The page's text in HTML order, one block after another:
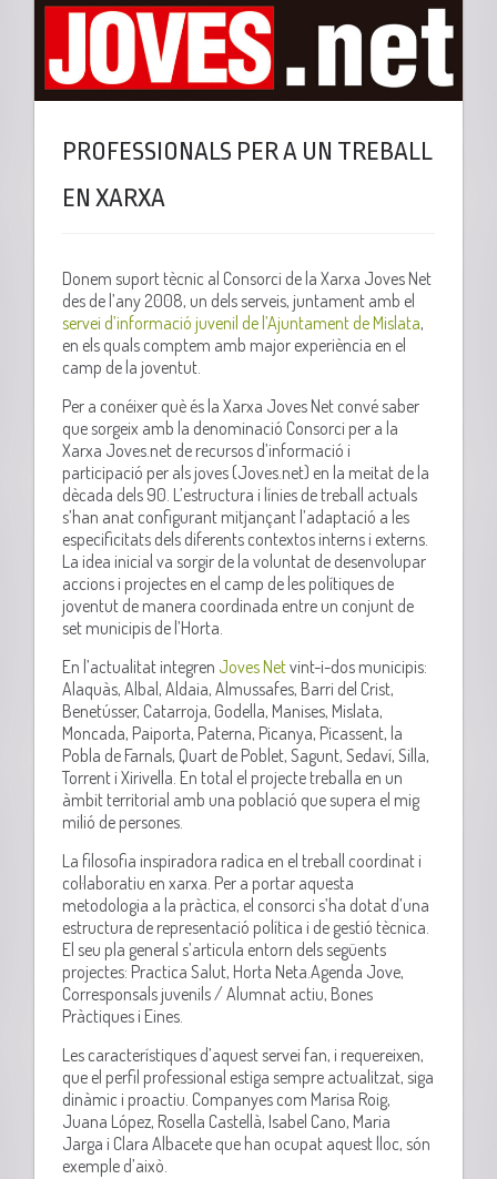
PROFESSIONALS PER A UN TREBALL
EN XARXA
Donem suport tècnic al Consorci de la Xarxa Joves Net
des de l’any 2008, un dels serveis, juntament amb el
servei d’informació juvenil de l’Ajuntament de Mislata,
en els quals comptem amb major experiència en el
camp de la joventut.
Per a conéixer què és la Xarxa Joves Net convé saber
que sorgeix amb la denominació Consorci per a la
Xarxa Joves.net de recursos d’informació i
participació per als joves (Joves.net) en la meitat de la
dècada dels 90. L’estructura i línies de treball actuals
s’han anat configurant mitjançant l’adaptació a les
especificitats dels diferents contextos interns i externs.
La idea inicial va sorgir de la voluntat de desenvolupar
accions i projectes en el camp de les polítiques de
joventut de manera coordinada entre un conjunt de
set municipis de l’Horta.
En l’actualitat integren Joves Netvint-i-dos municipis:
Alaquàs, Albal, Aldaia, Almussafes, Barri del Crist,
Benetússer, Catarroja, Godella, Manises, Mislata,
Moncada, Paiporta, Paterna, Picanya, Picassent, la
Pobla de Farnals, Quart de Poblet, Sagunt, Sedaví, Silla,
Torrent i Xirivella. En total el projecte treballa en un
àmbit territorial amb una població que supera el mig
milió de persones.
La filosofia inspiradora radica en el treball coordinat i
col·laboratiu en xarxa. Per a portar aquesta
metodologia a la pràctica, el consorci s’ha dotat d’una
estructura de representació política i de gestió tècnica.
El seu pla general s’articula entorn dels següents
projectes: Practica Salut, Horta Neta.Agenda Jove,
Corresponsals juvenils / Alumnat actiu, Bones
Pràctiques i Eines.
Les característiques d’aquest servei fan, i requereixen,
que el perfil professional estiga sempre actualitzat, siga
dinàmic i proactiu. Companyes com Marisa Roig,
Juana López, Rosella Castellà, Isabel Cano, Maria
Jarga i Clara Albacete que han ocupat aquest lloc, són
exemple d’això.